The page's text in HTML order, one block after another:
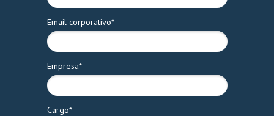
Email corporativo*
Empresa*
Cargo*